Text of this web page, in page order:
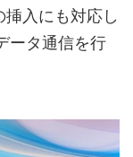
入にも対応し
ータ通信を行